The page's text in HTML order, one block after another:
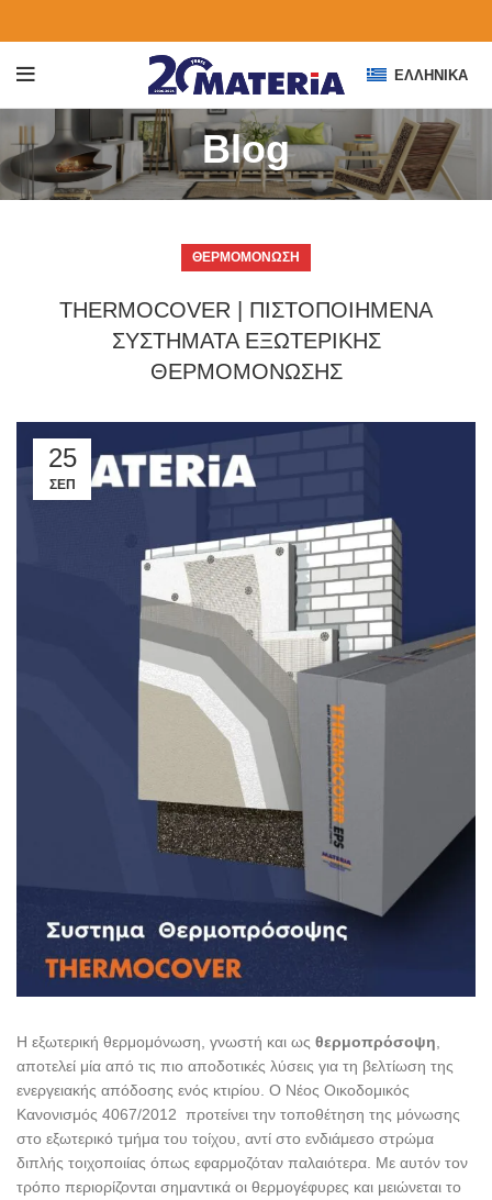
ΕΛΛΗΝΙΚΆ
Blog
ΘΕΡΜΟΜΌΝΩΣΗ
THERMOCOVER | ΠΙΣΤΟΠΟΙΗΜΕΝΑ
ΣΥΣΤΗΜΑΤΑ ΕΞΩΤΕΡΙΚΗΣ
ΘΕΡΜΟΜΟΝΩΣΗΣ
25
ΣΕΠ
Η εξωτερική θερμομόνωση, γνωστή και ως θερμοπρόσοψη
αποτελεί μία από τις πιο αποδοτικές λύσεις για τη βελτίωση της
ενεργειακής απόδοσης ενός κτιρίου. Ο Νέος Οικοδομικός
Κανονισμός 4067/2012 προτείνει την τοποθέτηση της μόνωσης
στο εξωτερικό τμήμα του τοίχου, αντί στο ενδιάμεσο στρώμα
διπλής τοιχοποιίας όπως εφαρμοζόταν παλαιότερα. Με αυτόν τον
τρόπο περιορίζονται σημαντικά οι θερμογέφυρες και μειώνεται το